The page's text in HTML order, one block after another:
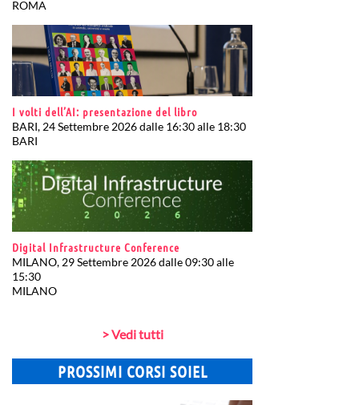
ROMA
I volti dell’AI: presentazione del libro
BARI, 24 Settembre 2026 dalle 16:30 alle 18:30
BARI
Digital Infrastructure Conference
MILANO, 29 Settembre 2026 dalle 09:30 alle
15:30
MILANO
> Vedi tutti
PROSSIMI CORSI SOIEL